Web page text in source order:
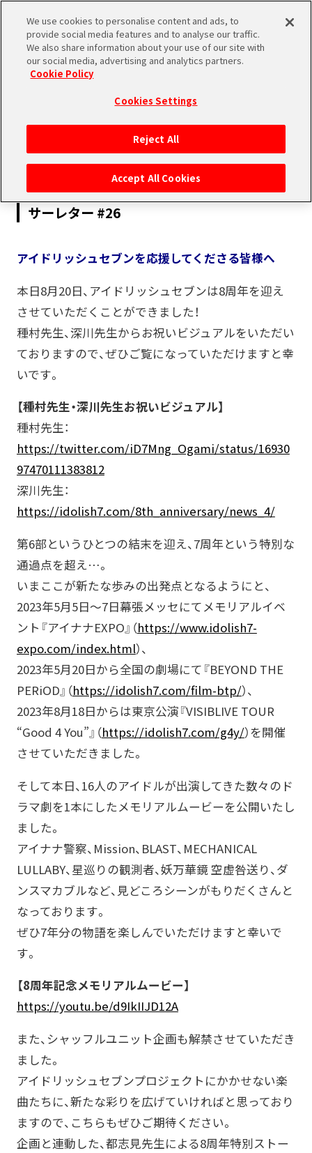
2023.08.20
INFORMATION APP
アイドリッシュセブンお知らせ】プロデュー
サーレター #26
アイドリッシュセブンを応援してくださる皆様へ
本日8月20日、アイドリッシュセブンは8周年を迎え
させていただくことができました！
種村先生、深川先生からお祝いビジュアルをいただい
ておりますので、ぜひご覧になっていただけますと幸
いです。
【種村先生・深川先生お祝いビジュアル】
種村先生：
https://twitter.com/iD7Mng_Ogami/status/16930
97470111383812
深川先生：
https://idolish7.com/8th_anniversary/news_4/
第6部というひとつの結末を迎え、7周年という特別な
通過点を超え…。
いまここが新たな歩みの出発点となるようにと、
2023年5月5日～7日幕張メッセにてメモリアルイベ
ント『アイナナEXPO』（https://www.idolish7-
expo.com/index.html）、
2023年5月20日から全国の劇場にて『BEYOND THE
PERiOD』（https://idolish7.com/film-btp/）、
2023年8月18日からは東京公演『VISIBLIVE TOUR
“Good 4 You”』（https://idolish7.com/g4y/）を開催
させていただきました。
そして本日、16人のアイドルが出演してきた数々のド
ラマ劇を1本にしたメモリアルムービーを公開いたし
ました。
アイナナ警察、Mission、BLAST、MECHANICAL
LULLABY、星巡りの観測者、妖万華鏡 空虚咎送り、ダ
ンスマカブルなど、見どころシーンがもりだくさんと
なっております。
ぜひ7年分の物語を楽しんでいただけますと幸いで
す。
【8周年記念メモリアルムービー】
https://youtu.be/d9IkIIJD12A
また、シャッフルユニット企画も解禁させていただき
ました。
アイドリッシュセブンプロジェクトにかかせない楽
曲たちに、新たな彩りを広げていければと思っており
ますので、こちらもぜひご期待ください。
企画と連動した、都志見先生による8周年特別ストー
We use cookies to personalise content and ads, to
provide social media features and to analyse our traffic.
We also share information about your use of our site with
our social media, advertising and analytics partners.
Cookie Policy
Cookies Settings
Reject All
Accept All Cookies